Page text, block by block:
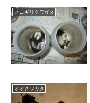
ノコギリクワガタ
オオクワガタ